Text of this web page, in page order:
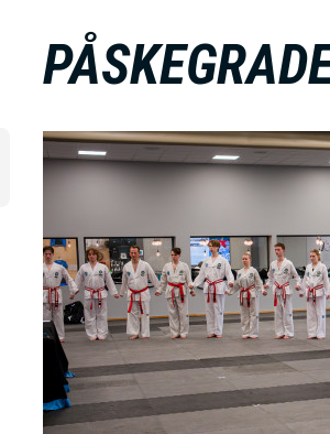
M
A
I
N
M
E
B
i
d
e